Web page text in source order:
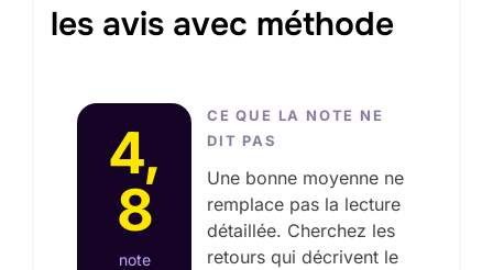
les avis avec méthode
4,
8
note
CE QUE LA NOTE NE
DIT PAS
Une bonne moyenne ne
remplace pas la lecture
détaillée. Cherchez les
retours qui décrivent le